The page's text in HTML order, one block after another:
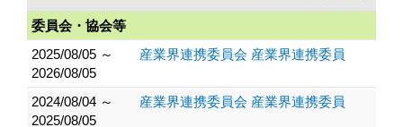
委員会・協会等
2025/08/05 ～
2026/08/05
産業界連携委員会 産業界連携委員
2024/08/04 ～
2025/08/05
産業界連携委員会 産業界連携委員